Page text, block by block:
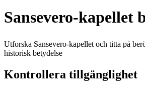
Sansevero-kapellet
Utforska Sansevero-kapellet och titta på
historisk betydelse
Kontrollera tillgänglighet